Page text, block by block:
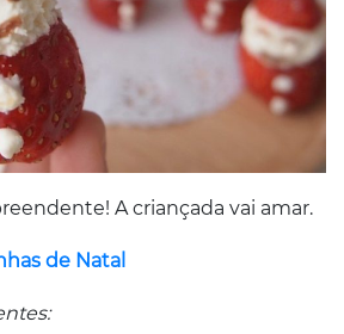
A criançada vai amar.
de Natal